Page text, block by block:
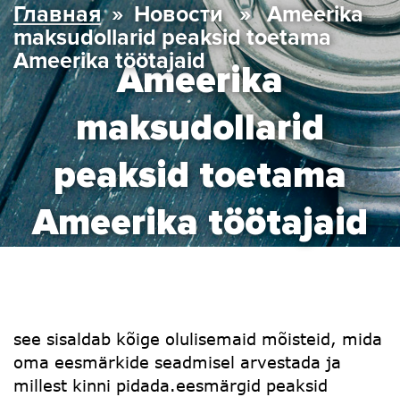
Ameerika
maksudollarid
peaksid toetama
Ameerika töötajaid
Главная» Новости » Ameerika
maksudollarid peaksid toetama
Ameerika töötajaid
see sisaldab kõige olulisemaid mõisteid, mida
oma eesmärkide seadmisel arvestada ja
millest kinni pidada.eesmärgid peaksid